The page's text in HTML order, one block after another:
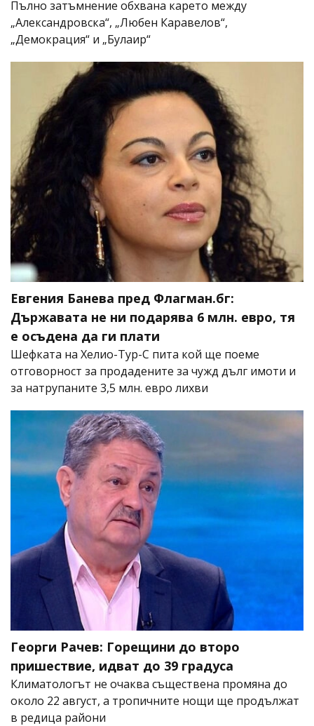
Пълно затъмнение обхвана карето между
„Александровска“, „Любен Каравелов“,
„Демокрация“ и „Булаир“
Евгения Банева пред Флагман.бг:
Държавата не ни подарява 6 млн. евро, тя
е осъдена да ги плати
Шефката на Хелио-Тур-С пита кой ще поеме
отговорност за продадените за чужд дълг имоти и
за натрупаните 3,5 млн. евро лихви
Георги Рачев: Горещини до второ
пришествие, идват до 39 градуса
Климатологът не очаква съществена промяна до
около 22 август, а тропичните нощи ще продължат
в редица райони